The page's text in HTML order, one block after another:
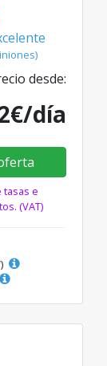
desde:
día
tasas e
(VAT)